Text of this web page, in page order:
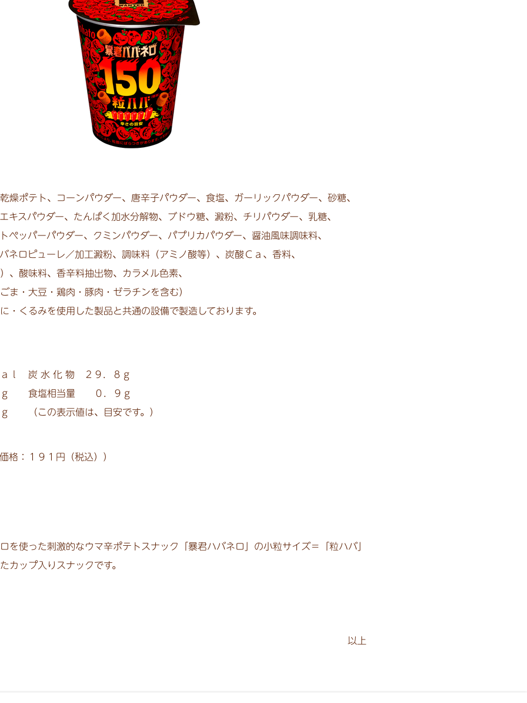
乾燥ポテト、 コーンパウダー、 唐辛子パウダー、 食塩、 ガーリックパウダー、 砂糖、
キスパウダー、 たんぱく加水分解物、 ブドウ糖、 澱粉、 チリパウダー、 乳糖、
ペッパーパウダー、 クミンパウダー、 パプリカパウダー、 醤油風味調味料、
ネロピューレ／加工澱粉、 調味料（アミノ酸等）、 炭酸Ｃａ、 香料、
、 酸味料、 香辛料抽出物、 カラメル色素、
ま・大豆・鶏肉・豚肉・ゼラチンを含む）
・くるみを使用した製品と共通の設備で製造しております。
ｌ 炭 水 化 物 ２９．８ｇ
食塩相当量 ０．９ｇ
の表示値は、目安です。）
格：１９１円（税込））
を使った刺激的なウマ辛ポテトスナック「暴君ハバネロ」の小粒サイズ＝「粒ハバ」
カップ入りスナックです。
以上